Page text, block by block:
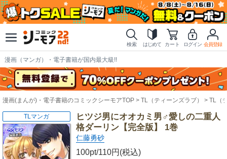
検索 はじめて カート ログイン 会員登録
漫画（マンガ）・電子書籍が国内最大級!!
漫画(まんが)・電子書籍のコミックシーモアTOP TL（ティーンズラブ） TL（
ヒツジ男にオオカミ男♂愛しの二重人
格ダーリン【完全版】 1巻
仁藤勇砂
100pt/110円(税込)
TLマンガ